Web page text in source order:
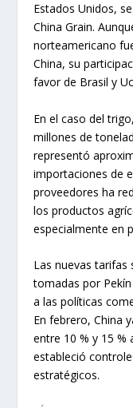
Estados Unidos,
China Grain.
norteamericano
China, su
favor de Brasil y
En el caso del
millones de
representó
importaciones de
proveedores ha
los productos
especialmente en
Las nuevas tarifas
tomadas por
a las políticas
En febrero, China
entre 10 % y 15
estableció
estratégicos.